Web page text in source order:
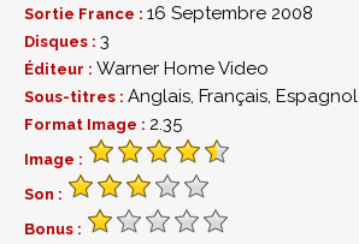
Sortie France : 16 Septembre 2008
Disques : 3
Éditeur : Warner Home Video
Sous-titres : Anglais, Français, Espagnol
Format Image : 2.35
Image :
Son :
Bonus :